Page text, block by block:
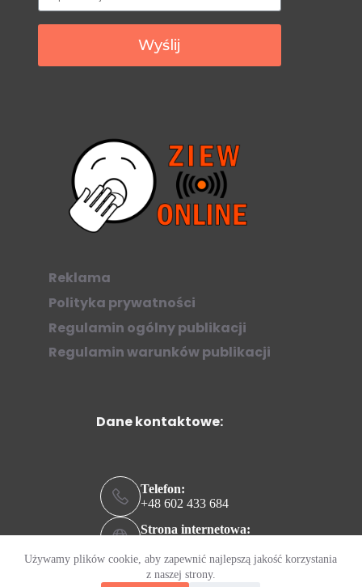
Używamy plików cookie, aby zapewnić najlepszą jakość korzystania
z naszej strony.
Wyślij
Reklama
Polityka prywatności
Regulamin ogólny publikacji
Regulamin warunków publikacji
Dane kontaktowe:
Telefon:
+48 602 433 684
Strona internetowa:
Adres e-mail:
kontakt@ziew.online